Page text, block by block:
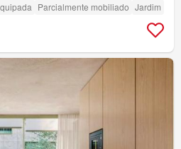
Parcialmente mobiliado Jardim